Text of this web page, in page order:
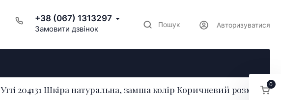
+38 (067) 1313297
Замовити дзвінок Пошук Авторизуватися
Уггі 204131 Шкіра натуральна, замша колір Коричневий розмір 360